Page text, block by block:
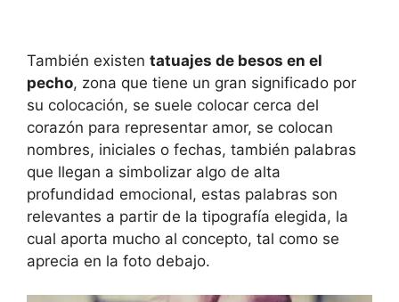
También existen tatuajes de besos en el
pecho, zona que tiene un gran significado por
su colocación, se suele colocar cerca del
corazón para representar amor, se colocan
nombres, iniciales o fechas, también palabras
que llegan a simbolizar algo de alta
profundidad emocional, estas palabras son
relevantes a partir de la tipografía elegida, la
cual aporta mucho al concepto, tal como se
aprecia en la foto debajo.